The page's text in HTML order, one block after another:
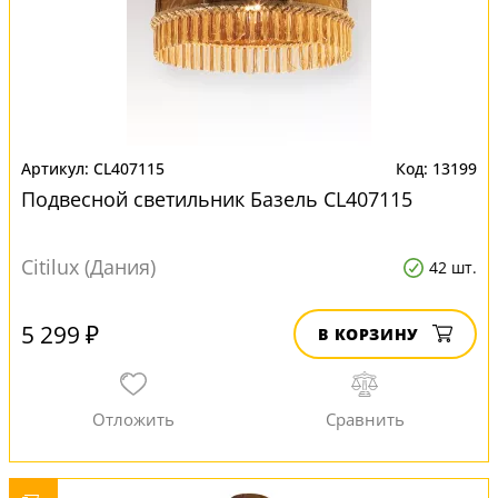
CL407115 13199
Подвесной светильник Базель CL407115
Citilux (Дания) 42 шт.
5 299 ₽ В КОРЗИНУ